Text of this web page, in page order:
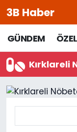
3B Haber
GÜNDEM
Kırklareli
Beypazarı
Beypazarı
Süper Lig